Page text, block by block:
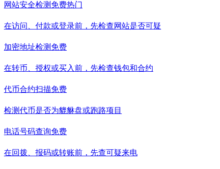
网站安全检测 免费热门
在访问、付款或登录前，先检查网站是否可疑
加密地址检测 免费
在转币、授权或买入前，先检查钱包和合约
代币合约扫描免费
检测代币是否为貔貅盘或跑路项目
电话号码查询免费
在回拨、报码或转账前，先查可疑来电